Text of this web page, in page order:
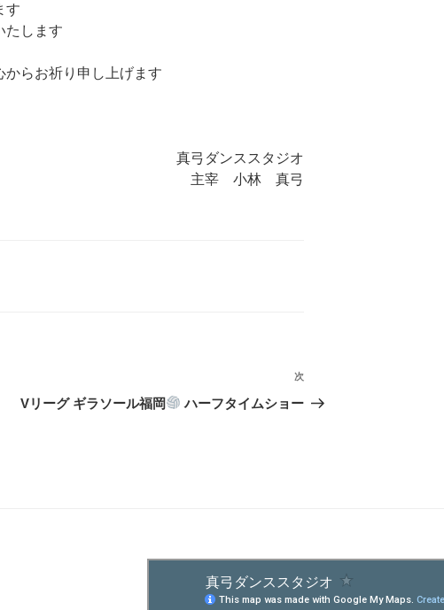
す
たします
らお祈り申し上げます
真弓ダンススタジオ
主宰 小林 真弓
次
の
次
Vリーグ ギラソール福岡 ハーフタイムショー